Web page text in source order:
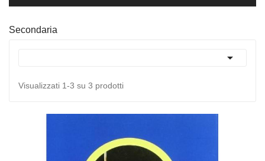
Secondaria

Visualizzati 1-3 su 3 prodotti